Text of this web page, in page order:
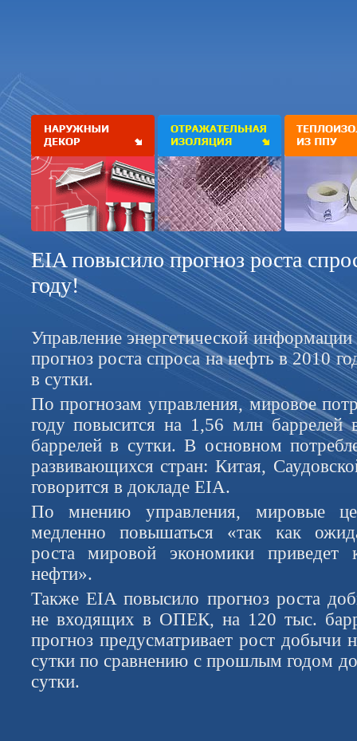
EIA повысило прогноз роста
году!
Управление энергетической
прогноз роста спроса на нефть в 2010
в сутки.
По прогнозам управления, мировое
году повысится на 1,56 млн
баррелей в сутки. В основном
развивающихся стран: Китая,
говорится в докладе EIA.
По мнению управления, мировые
медленно повышаться «так как
роста мировой экономики приведет
нефти».
Также EIA повысило прогноз роста
не входящих в ОПЕК, на 120 тыс.
прогноз предусматривает рост добычи
сутки по сравнению с прошлым годом
сутки.